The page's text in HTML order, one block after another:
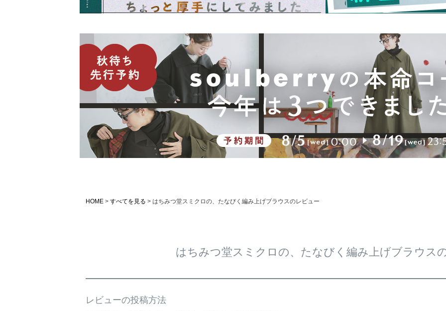
HOME すべてを見る はちみつ堂スミクロの、たなびく編み上げブラウスのレビュー
はちみつ堂スミクロの、たなびく編み上げブラウス
レビューの投稿方法